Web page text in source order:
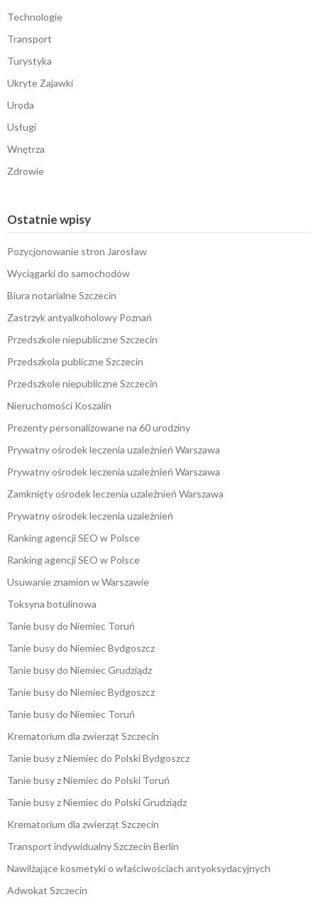
Technologie
Transport
Turystyka
Ukryte Zajawki
Uroda
Usługi
Wnętrza
Zdrowie
Ostatnie wpisy
Pozycjonowanie stron Jarosław
Wyciągarki do samochodów
Biura notarialne Szczecin
Zastrzyk antyalkoholowy Poznań
Przedszkole niepubliczne Szczecin
Przedszkola publiczne Szczecin
Przedszkole niepubliczne Szczecin
Nieruchomości Koszalin
Prezenty personalizowane na 60 urodziny
Prywatny ośrodek leczenia uzależnień Warszawa
Prywatny ośrodek leczenia uzależnień Warszawa
Zamknięty ośrodek leczenia uzależnień Warszawa
Prywatny ośrodek leczenia uzależnień
Ranking agencji SEO w Polsce
Ranking agencji SEO w Polsce
Usuwanie znamion w Warszawie
Toksyna botulinowa
Tanie busy do Niemiec Toruń
Tanie busy do Niemiec Bydgoszcz
Tanie busy do Niemiec Grudziądz
Tanie busy do Niemiec Bydgoszcz
Tanie busy do Niemiec Toruń
Krematorium dla zwierząt Szczecin
Tanie busy z Niemiec do Polski Bydgoszcz
Tanie busy z Niemiec do Polski Toruń
Tanie busy z Niemiec do Polski Grudziądz
Krematorium dla zwierząt Szczecin
Transport indywidualny Szczecin Berlin
Nawilżające kosmetyki o właściwościach antyoksydacyjnych
Adwokat Szczecin